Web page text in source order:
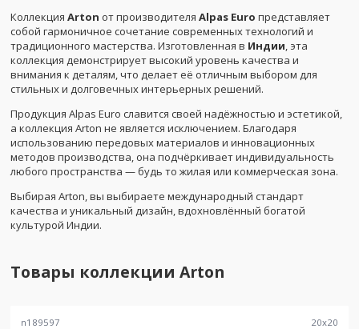
Коллекция Arton от производителя Alpas Euro представляет
собой гармоничное сочетание современных технологий и
традиционного мастерства. Изготовленная в Индии, эта
коллекция демонстрирует высокий уровень качества и
внимания к деталям, что делает её отличным выбором для
стильных и долговечных интерьерных решений.
Продукция Alpas Euro славится своей надёжностью и эстетикой,
а коллекция Arton не является исключением. Благодаря
использованию передовых материалов и инновационных
методов производства, она подчёркивает индивидуальность
любого пространства — будь то жилая или коммерческая зона.
Выбирая Arton, вы выбираете международный стандарт
качества и уникальный дизайн, вдохновлённый богатой
культурой Индии.
Товары коллекции Arton
n189597 20x20